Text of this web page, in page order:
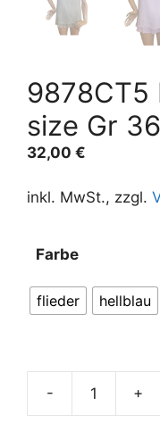
9878CT5
size Gr
32,00 €
inkl. MwSt., zzgl.
Farbe
flieder hellblau
- +
t
e
a
i